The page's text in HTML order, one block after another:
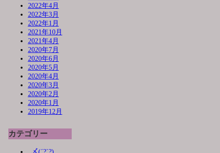
2022年4月
2022年3月
2022年1月
2021年10月
2021年4月
2020年7月
2020年6月
2020年5月
2020年4月
2020年3月
2020年2月
2020年1月
2019年12月
カテゴリー